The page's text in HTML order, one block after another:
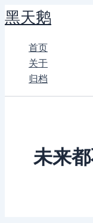
跳
至
黑天鹅
首页
关于
归档
未来